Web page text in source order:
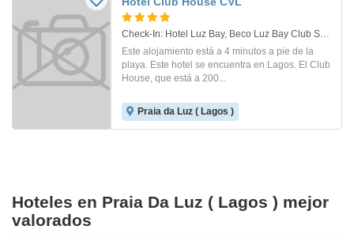
Check-In: Hotel Luz Bay, Beco Luz Bay Club Sn. Luz
Este alojamiento está a 4 minutos a pie de la
playa. Este hotel se encuentra en Lagos. El Club
House, que está a 200...
Praia da Luz ( Lagos )
Hoteles en Praia Da Luz ( Lagos ) mejor
valorados